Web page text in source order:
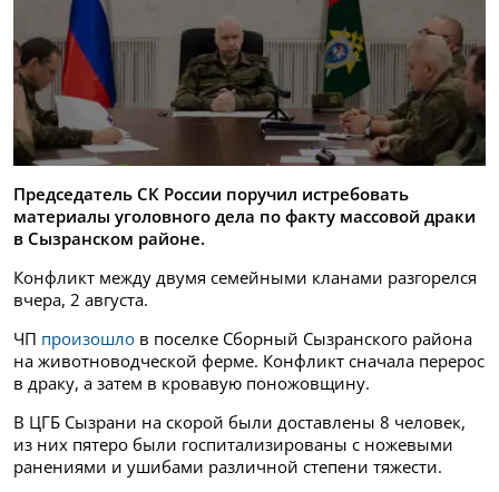
Председатель СК России поручил истребовать
материалы уголовного дела по факту массовой драки
в Сызранском районе.
Конфликт между двумя семейными кланами разгорелся
вчера, 2 августа.
ЧП произошло в поселке Сборный Сызранского района
на животноводческой ферме. Конфликт сначала перерос
в драку, а затем в кровавую поножовщину.
В ЦГБ Сызрани на скорой были доставлены 8 человек,
из них пятеро были госпитализированы с ножевыми
ранениями и ушибами различной степени тяжести.